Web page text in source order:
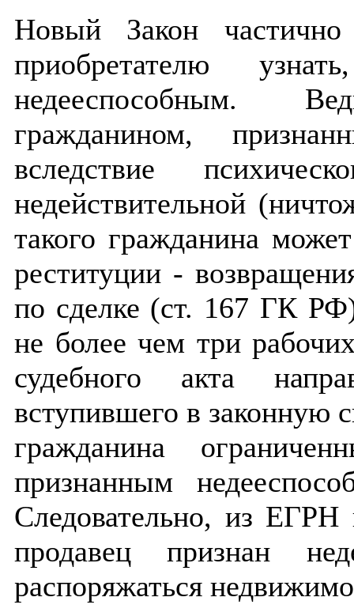
Новый Закон
приобретателю
недееспособным.
гражданином,
вследствие
недействительной
такого гражданина
реституции -
по сделке (ст. 167 ГК
не более чем три
судебного акта
вступившего в законную
гражданина
признанным
Следовательно, из ЕГРН
продавец признан
распоряжаться